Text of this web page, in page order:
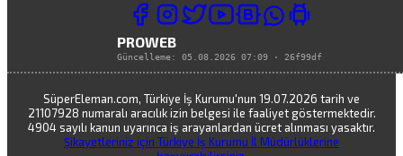
PROWEB
Güncelleme: 05.08.2026 07:09 · 26f99df
SüperEleman.com, Türkiye İş Kurumu'nun 19.07.2026 tarih ve
21107928 numaralı aracılık izin belgesi ile faaliyet göstermektedir.
4904 sayılı kanun uyarınca iş arayanlardan ücret alınması yasaktır.
Şikayetleriniz için Türkiye İş Kurumu İl Müdürlüklerine